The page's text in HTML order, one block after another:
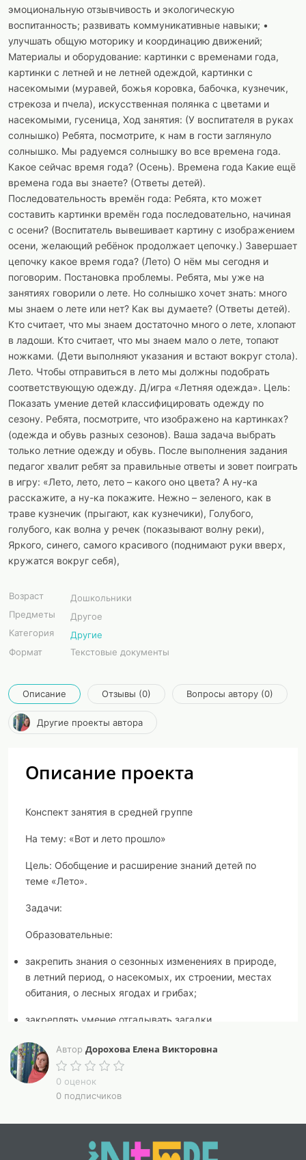
эмоциональную отзывчивость и экологическую
воспитанность; развивать коммуникативные навыки; •
улучшать общую моторику и координацию движений;
Материалы и оборудование: картинки с временами года,
картинки с летней и не летней одеждой, картинки с
насекомыми (муравей, божья коровка, бабочка, кузнечик,
стрекоза и пчела), искусственная полянка с цветами и
насекомыми, гусеница, Ход занятия: (У воспитателя в руках
солнышко) Ребята, посмотрите, к нам в гости заглянуло
солнышко. Мы радуемся солнышку во все времена года.
Какое сейчас время года? (Осень). Времена года Какие ещё
времена года вы знаете? (Ответы детей).
Последовательность времён года: Ребята, кто может
составить картинки времён года последовательно, начиная
с осени? (Воспитатель вывешивает картину с изображением
осени, желающий ребёнок продолжает цепочку.) Завершает
цепочку какое время года? (Лето) О нём мы сегодня и
поговорим. Постановка проблемы. Ребята, мы уже на
занятиях говорили о лете. Но солнышко хочет знать: много
мы знаем о лете или нет? Как вы думаете? (Ответы детей).
Кто считает, что мы знаем достаточно много о лете, хлопают
в ладоши. Кто считает, что мы знаем мало о лете, топают
ножками. (Дети выполняют указания и встают вокруг стола).
Лето. Чтобы отправиться в лето мы должны подобрать
соответствующую одежду. Д/игра «Летняя одежда». Цель:
Показать умение детей классифицировать одежду по
сезону. Ребята, посмотрите, что изображено на картинках?
(одежда и обувь разных сезонов). Ваша задача выбрать
только летние одежду и обувь. После выполнения задания
педагог хвалит ребят за правильные ответы и зовет поиграть
в игру: «Лето, лето, лето – какого оно цвета? А ну-ка
расскажите, а ну-ка покажите. Нежно – зеленого, как в
траве кузнечик (прыгают, как кузнечики), Голубого,
голубого, как волна у речек (показывают волну реки),
Яркого, синего, самого красивого (поднимают руки вверх,
кружатся вокруг себя),
Возраст
Дошкольники
Предметы
Другое
Категория
Другие
Формат
Текстовые документы
Описание Отзывы (0) Вопросы автору (0)
Другие проекты автора
Описание проекта
Конспект занятия в средней группе
На тему: «Вот и лето прошло»
Цель: Обобщение и расширение знаний детей по
теме «Лето».
Задачи:
Образовательные:
закрепить знания о сезонных изменениях в природе,
в летний период, о насекомых, их строении, местах
обитания, о лесных ягодах и грибах;
закреплять умение отгадывать загадки,
прилагательные из существительных,
самостоятельно оценивать свои знания;
развивать коммуникативные навыки;
Воспитательные:
воспитывать бережное отношение и
Автор Дорохова Елена Викторовна
0 оценок
0 подписчиков